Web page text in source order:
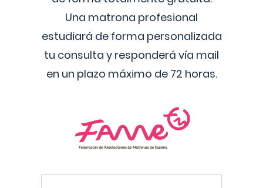
Una matrona profesional
estudiará de forma personalizada
tu consulta y responderá vía mail
en un plazo máximo de 72 horas.